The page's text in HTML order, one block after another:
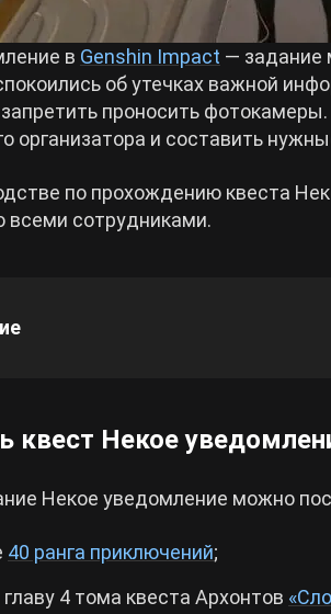
в Genshin Impact — задание
об утечках важной
проносить
организатора и составить
по прохождению квеста
всеми сотрудниками.
квест Некое
Некое уведомление можно
40 ранга приключений;
4 тома квеста Архонтов